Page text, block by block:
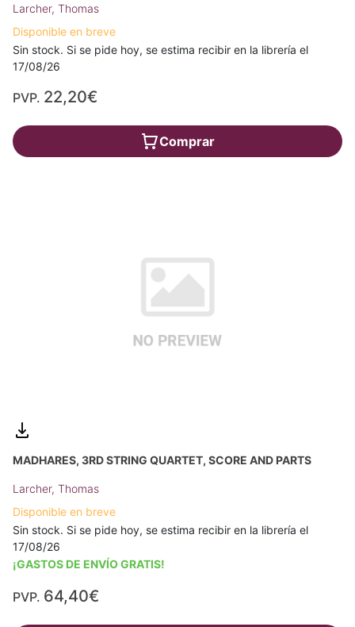
Larcher, Thomas
Disponible en breve
Sin stock. Si se pide hoy, se estima recibir en la librería el
17/08/26
PVP. 22,20€
Comprar
MADHARES, 3RD STRING QUARTET, SCORE AND PARTS
Larcher, Thomas
Disponible en breve
Sin stock. Si se pide hoy, se estima recibir en la librería el
17/08/26
¡GASTOS DE ENVÍO GRATIS!
PVP. 64,40€